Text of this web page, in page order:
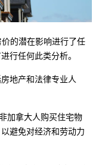
的潜在影响进行了任
行任何此类分析。
地产和法律专业人
加拿大人购买住宅物
避免对经济和劳动力